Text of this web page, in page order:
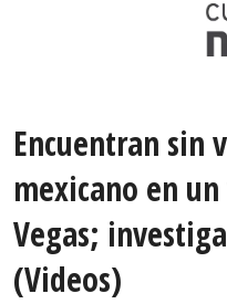
Encuentran sin
mexicano en
Vegas;
(Videos)